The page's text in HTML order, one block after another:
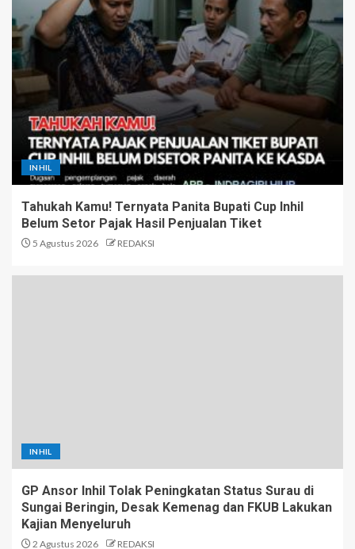
INHIL
Tahukah Kamu! Ternyata Panita Bupati Cup Inhil
Belum Setor Pajak Hasil Penjualan Tiket
5 Agustus 2026 REDAKSI
INHIL
GP Ansor Inhil Tolak Peningkatan Status Surau di
Sungai Beringin, Desak Kemenag dan FKUB Lakukan
Kajian Menyeluruh
2 Agustus 2026 REDAKSI